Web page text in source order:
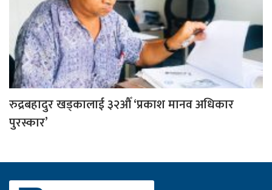
रुद्रबहादुर खड्कालाई ३२औँ ‘प्रकाश मानव अधिकार
पुरस्कार’